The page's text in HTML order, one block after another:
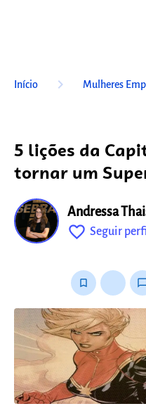
Início keyboard_arrow_right Mulheres
5 lições da
tornar um
Andressa
favorite_outline Seguir perfil
bookmark_border